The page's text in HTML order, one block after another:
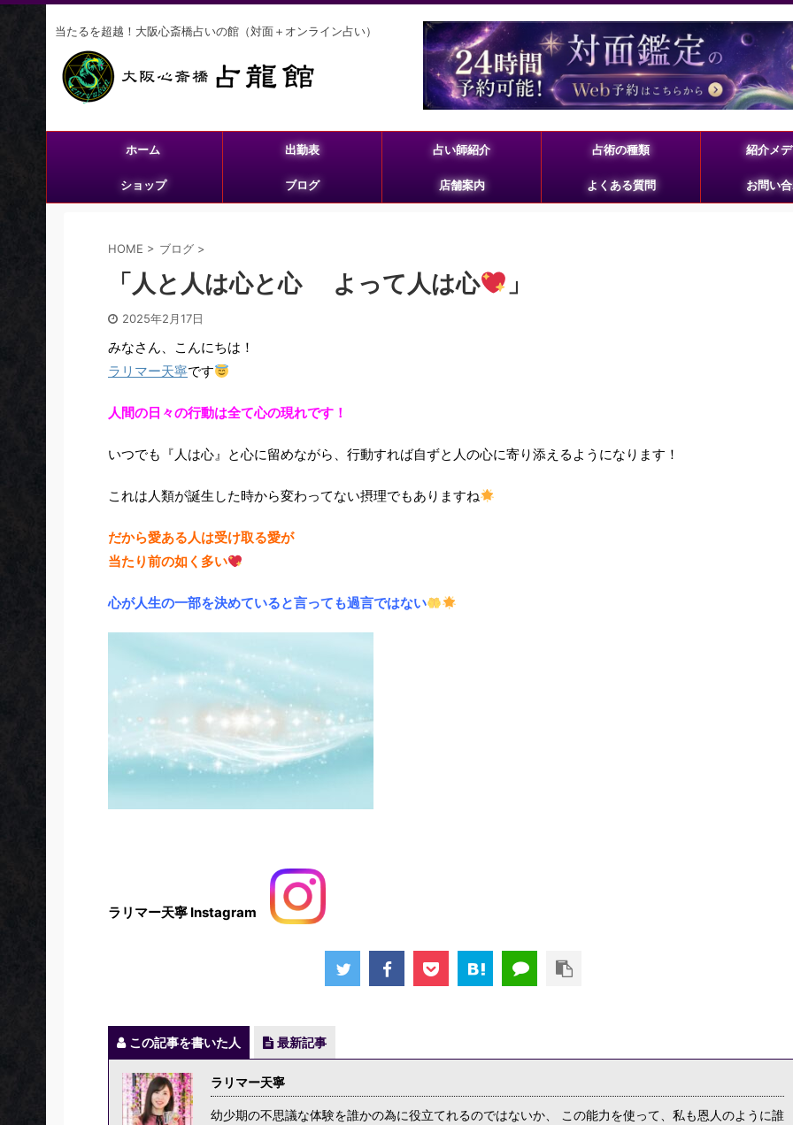
当たるを超越！大阪心斎橋占いの館（対面＋オンライン占い）
ホーム 出勤表 占い師紹介 占術の種類 紹介メ
ショップ ブログ 店舗案内 よくある質問 お問い
HOME > ブログ >
「人と人は心と心 よって人は心 」
2025年2月17日
みなさん、こんにちは！
ラリマー天寧です
人間の日々の行動は全て心の現れです！
いつでも『人は心』と心に留めながら、行動すれば自ずと人の心に寄り添えるようになります！
これは人類が誕生した時から変わってない摂理でもありますね
だから愛ある人は受け取る愛が
当たり前の如く多い
心が人生の一部を決めていると言っても過言ではない
ラリマー天寧 Instagram
この記事を書いた人 最新記事
ラリマー天寧
幼少期の不思議な体験を誰かの為に役立てれるのではないか、 この能力を使って、私も恩人のように誰